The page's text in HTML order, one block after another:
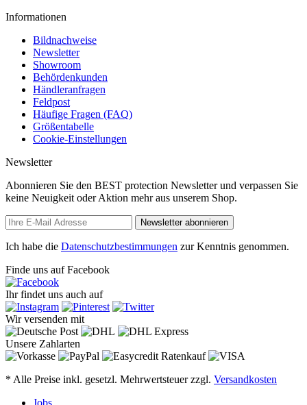
Informationen
Bildnachweise
Newsletter
Showroom
Behördenkunden
Händleranfragen
Feldpost
Häufige Fragen (FAQ)
Größentabelle
Cookie-Einstellungen
Newsletter
Abonnieren Sie den BEST protection Newsletter und verpassen Sie
keine Neuigkeit oder Aktion mehr aus unserem Shop.
Newsletter abonnieren
Ich habe die Datenschutzbestimmungen zur Kenntnis genommen.
Finde uns auf Facebook
Ihr findet uns auch auf
Wir versenden mit
Unsere Zahlarten
* Alle Preise inkl. gesetzl. Mehrwertsteuer zzgl. Versandkosten
Jobs